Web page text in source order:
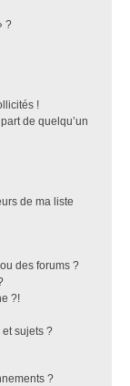
?
!
de quelqu’un
de ma liste
des forums ?
?!
sujets ?
?